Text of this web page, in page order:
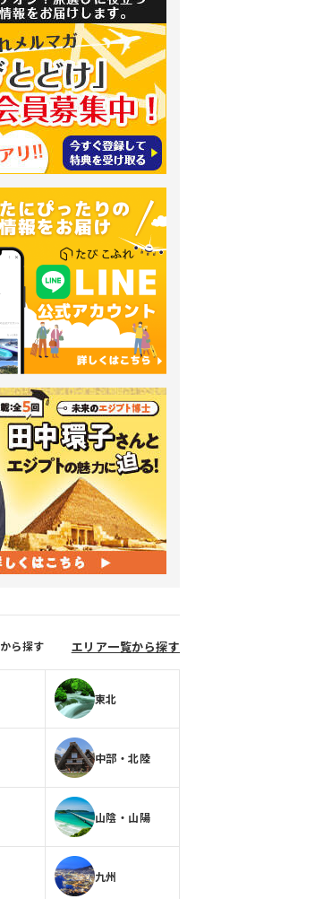
から探す エリア一覧から探す
東北
中部・北陸
山陰・山陽
九州